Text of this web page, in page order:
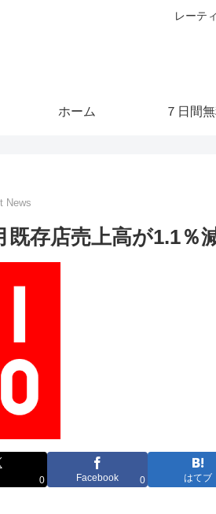
レーテ
ホーム ７日間
News
既存店売上高が1.1％
0 Facebook 0 はてブ